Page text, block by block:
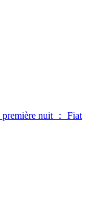
première nuit ： Fiat